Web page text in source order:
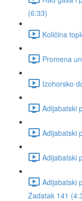
(6:33)
Količina
Promena
Izohorsko
Adijabatski
Adijabatski
Adijabatski
Adijabatski
Zadatak 141